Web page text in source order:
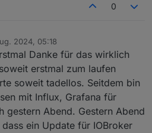
0
2024, 05:18
Danke für das wirklich
erstmal zum laufen
soweit tadellos. Seitdem bin
mit Influx, Grafana für
gestern Abend. Gestern Abend
ein Update für IOBroker